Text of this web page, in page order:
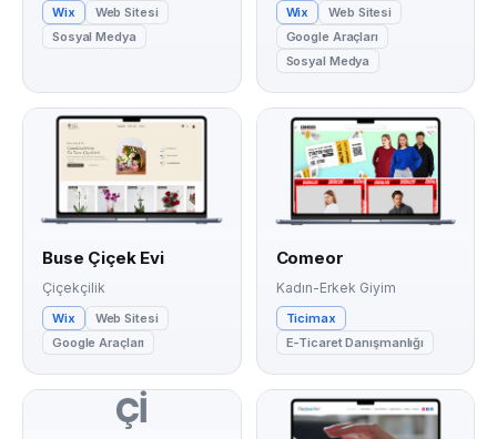
Wix
Web Sitesi
Sosyal Medya
Wix
Web Sitesi
Google Araçları
Sosyal Medya
Buse Çiçek Evi
Çiçekçilik
Wix
Web Sitesi
Google Araçları
Comeor
Kadın-Erkek Giyim
Ticimax
E-Ticaret Danışmanlığı
Çİ